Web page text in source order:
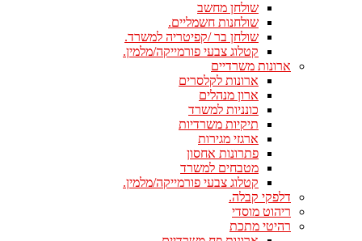
שולחן מחשב
שולחנות חשמליים.
שולחן בר /קפיטריה למשרד.
קטלוג צבעי פורמייקה/מלמין.
ארונות משרדיים
ארונות לקלסרים
ארון מנהלים
כונניות למשרד
תיקיות משרדיות
ארגזי מגירות
פתרונות אחסון
מטבחים למשרד
קטלוג צבעי פורמייקה/מלמין.
דלפקי קבלה.
ריהוט מוסדי
רהיטי מתכת